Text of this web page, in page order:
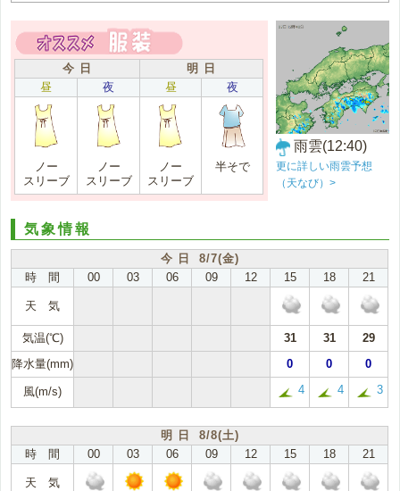
今 日
明 日
昼
夜 昼 夜
ノー
スリーブ
ノー
スリーブ
ノー
スリーブ
半そで
雨雲(12:40)
更に詳しい雨雲予想
（天なび）>
気象情報
今 日 8/7(金)
時 間
00 03 06 09 12 15 18 21
天 気
気温(℃) 31 31
29
降水量(mm)
0 0 0
風(m/s) 4 4 3
明 日 8/8(土)
時 間
00 03 06 09 12 15 18 21
天 気